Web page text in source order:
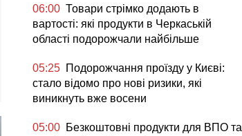
06:00 Товари стрімко додають в
вартості: які продукти в Черкаській
області подорожчали найбільше
05:25 Подорожчання проїзду у Києві:
стало відомо про нові ризики, які
виникнуть вже восени
05:00 Безкоштовні продукти для ВПО та